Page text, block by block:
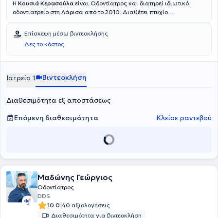
Η Κουσιά Κερασούλα είναι Οδοντίατρος και διατηρεί ιδιωτικό
οδοντιατρείο στη Λάρισα από το 2010. Διαθέτει πτυχίο
Πανεπιστημίου Θεσσαλονίκης. Έχει εργαστεί σε ιδιωτικό
οδοντιατρείο στη Λάρισα και ως εθελόντρια στο Οδοντιατρείο του
Στρατιωτικού Νοσοκομείου Λάρισας. Επιπλέον, εργάστηκε ως
συνεργάτης οδοντίατρος στο οδοντιατρείο Antwerp House στο
παρακολουθεί πλήθος συνεδρίων και σεμιναρίων στα πλαίσια της
συνεχούς κατάρτισης.
Επίσκεψη μέσω βιντεοκλήσης
Δες το κόστος
Ιατρείο 1 Βιντεοκλήση
Διαθεσιμότητα εξ αποστάσεως
Επόμενη διαθεσιμότητα
Κλείσε ραντεβού
Μαδώνης Γεώργιος
Οδοντίατρος
DDS
10.0|40 αξιολογήσεις
Διαθεσιμότητα για βιντεοκλήση